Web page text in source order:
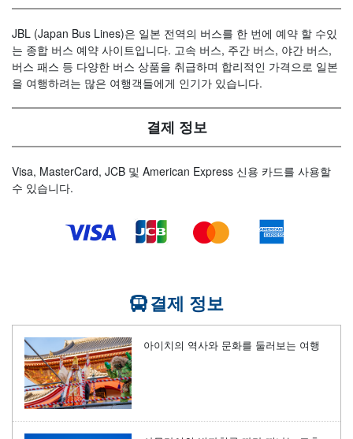
JBL (Japan Bus Lines)은 일본 전역의 버스를 한 번에 예약 할 수있
는 종합 버스 예약 사이트입니다. 고속 버스, 주간 버스, 야간 버스,
버스 패스 등 다양한 버스 상품을 취급하며 합리적인 가격으로 일본
을 여행하려는 많은 여행객들에게 인기가 있습니다.
결제 정보
Visa, MasterCard, JCB 및 American Express 신용 카드를 사용할
수 있습니다.
결제 정보
아이치의 역사와 문화를 둘러보는 여행